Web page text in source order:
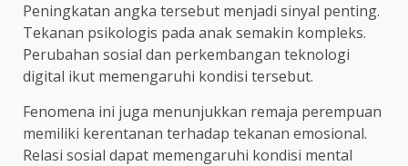
Peningkatan angka tersebut menjadi sinyal penting.
Tekanan psikologis pada anak semakin kompleks.
Perubahan sosial dan perkembangan teknologi
digital ikut memengaruhi kondisi tersebut.
Fenomena ini juga menunjukkan remaja perempuan
memiliki kerentanan terhadap tekanan emosional.
Relasi sosial dapat memengaruhi kondisi mental